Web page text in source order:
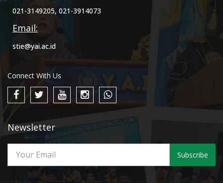
021-3149205, 021-3914073
Email:
stie@yai.ac.id
Connect With Us
Newsletter
Subscribe